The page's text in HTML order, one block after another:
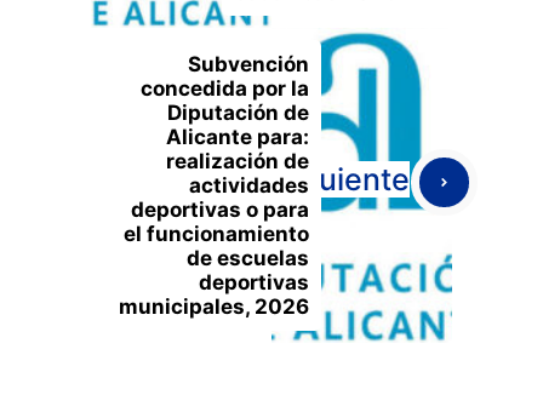
Subvención
concedida por la
Diputación de
Alicante para:
realización de
actividades
deportivas o para
el funcionamiento
de escuelas
deportivas
municipales, 2026
Siguiente